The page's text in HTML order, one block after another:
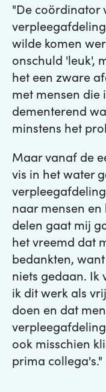
"De coördinator
wilde komen
onschuld 'leuk',
het een zware
met mensen die
dementerend
minstens het
Maar vanaf de
vis in het water
naar mensen
delen gaat mij
het vreemd dat
bedankten,
niets gedaan. Ik
ik dit werk als
doen en dat
ook misschien
prima collega's."